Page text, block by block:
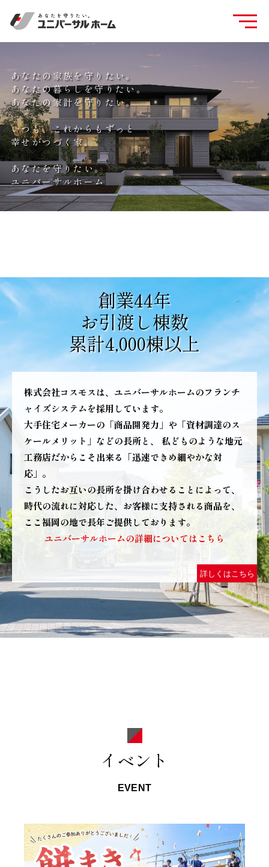
あなたの家族を守りたい。
あなたの暮らしを守りたい。
あなたの家計を守りたい。
いつも、これからもずっと
幸せがつづく家。
あなたを守りたい。
ユニバーサルホーム
創業44年
お引渡し棟数
累計4,000棟以上
株式会社コスモスは、ユニバーサルホームのフランチ
ャイズシステムを採用しています。
大手住宅メーカーの「商品開発力」や「資材調達のス
ケールメリット」などの長所と、
私どものような地元
工務店だからこそ出来る「迅速できめ細やかな対
応」。
こうしたお互いの長所を掛け合わせることによって、
時代の流れに対応した、お客様に支持される商品を、
ここ福岡の地で長年ご提供しております。
ユニバーサルホームの詳細についてはこちら
詳しくはこちら
イベント
EVENT